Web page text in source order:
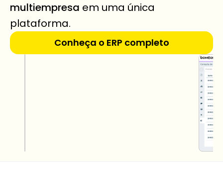
multiempresa em uma única
plataforma.
Conheça o ERP completo